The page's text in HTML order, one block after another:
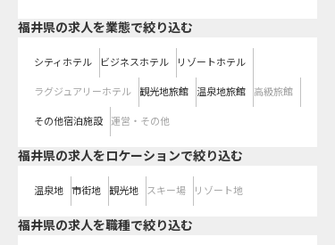
福井県の求人を業態で絞り込む
シティホテル ビジネスホテル リゾートホテル
ラグジュアリーホテル 観光地旅館 温泉地旅館 高級旅館
その他宿泊施設 運営・その他
福井県の求人をロケーションで絞り込む
温泉地 市街地 観光地 スキー場 リゾート地
福井県の求人を職種で絞り込む